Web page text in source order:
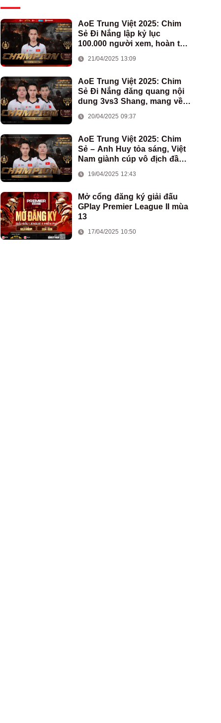
AoE Trung Việt 2025: Chim
Sẻ Đi Nắng lập kỷ lục
100.000 người xem, hoàn tất
Việt Nam
21/04/2025 13:09
AoE Trung Việt 2025: Chim
Sẻ Đi Nắng đăng quang nội
dung 3vs3 Shang, mang về
đoàn AoE Việt Nam
20/04/2025 09:37
AoE Trung Việt 2025: Chim
Sẻ – Anh Huy tỏa sáng, Việt
Nam giành cúp vô địch đầu
19/04/2025 12:43
Mở cổng đăng ký giải đấu
GPlay Premier League II mùa
13
17/04/2025 10:50